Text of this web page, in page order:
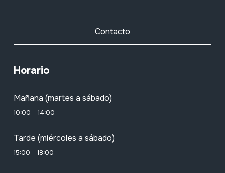
Contacto
Horario
Mañana (martes a sábado)
10:00 - 14:00
Tarde (miércoles a sábado)
15:00 - 18:00